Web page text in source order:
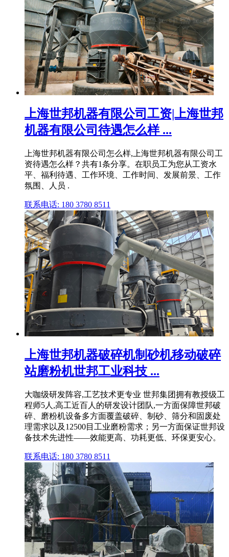
上海世邦机器有限公司工资|上海世邦
机器有限公司待遇怎么样 ...
上海世邦机器有限公司怎么样,上海世邦机器有限公司工
资待遇怎么样？共有1条分享。在职员工为您从工资水
平、福利待遇、工作环境、工作时间、发展前景、工作
氛围、人员 .
联系电话: 180 3780 8511
上海世邦机器破碎机制砂机移动破碎
站磨粉机世邦工业科技 ...
大咖级研发阵容,工艺技术更专业 世邦集团拥有教授级工
程师5人,高工近百人的研发设计团队,一方面保障世邦破
碎、磨粉机设备多方面覆盖破碎、制砂、筛分和固废处
理需求以及12500目工业磨粉需求；另一方面保证世邦设
备技术先进性——效能更高、功耗更低、环保更安心。
联系电话: 180 3780 8511